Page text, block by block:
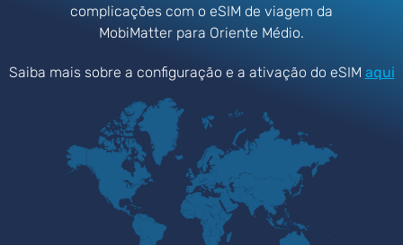
complicações com o eSIM de viagem da
MobiMatter para Oriente Médio.
Saiba mais sobre a configuração e a ativação do eSIM aqui